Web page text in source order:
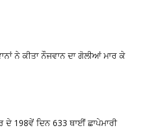
ਨੇ ਕੀਤਾ ਨੌਜਵਾਨ ਦਾ ਗੋਲੀਆਂ ਮਾਰ ਕੇ
ਦੇ 198ਵੇਂ ਦਿਨ 633 ਥਾਈਂ ਛਾਪੇਮਾਰੀ